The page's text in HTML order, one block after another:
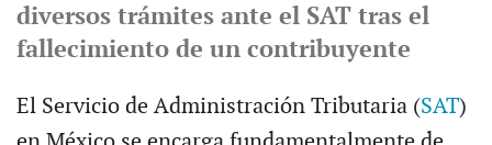
diversos trámites ante el SAT tras el
fallecimiento de un contribuyente
El Servicio de Administración Tributaria (SAT)